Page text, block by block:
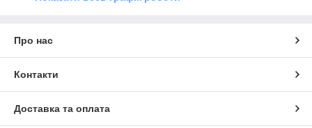
Про нас
Контакти
Доставка та оплата